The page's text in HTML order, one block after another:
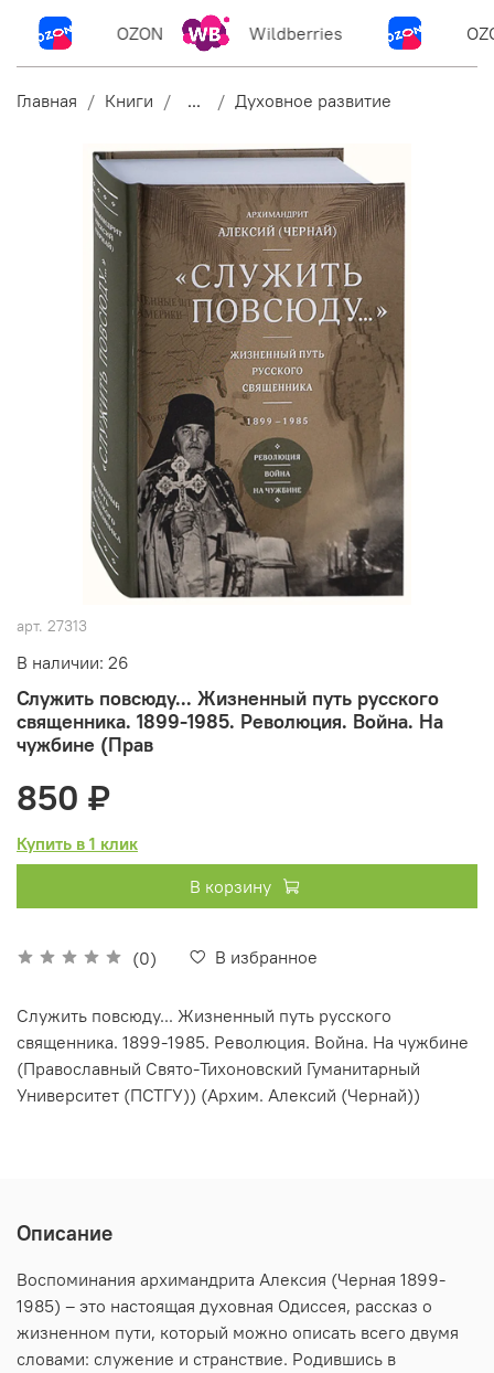
OZON Wildberries
Главная Книги ... Духовное развитие
арт. 27313
В наличии: 26
Служить повсюду... Жизненный путь русского
священника. 1899-1985. Революция. Война. На
чужбине (Прав
(0) В избранное
850 ₽
Купить в 1 клик
В корзину
Служить повсюду... Жизненный путь русского
священника. 1899-1985. Революция. Война. На чужбине
(Православный Свято-Тихоновский Гуманитарный
Университет (ПСТГУ)) (Архим. Алексий (Чернай))
Описание
Воспоминания архимандрита Алексия (Черная 1899-
1985) – это настоящая духовная Одиссея, рассказ о
жизненном пути, который можно описать всего двумя
словами: служение и странствие. Родившись в